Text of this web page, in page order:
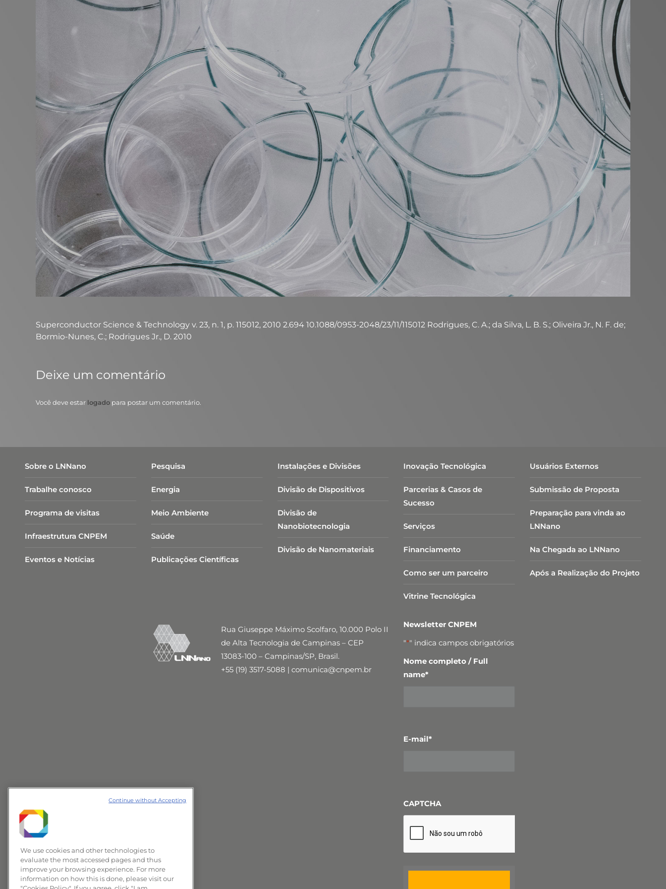
Superconductor Science & Technology v. 23, n. 1, p. 115012, 2010 2.694 10.1088/0953-2048/23/11/115012 Rodrigues, C. A.; da Silva, L. B. S.; Oliveira Jr., N. F. de;
Bormio-Nunes, C.; Rodrigues Jr., D. 2010
Deixe um comentário
Você deve estar logado para postar um comentário.
Sobre o LNNano
Trabalhe conosco
Programa de visitas
Infraestrutura CNPEM
Eventos e Notícias
Pesquisa
Energia
Meio Ambiente
Saúde
Publicações Científicas
Instalações e Divisões
Divisão de Dispositivos
Divisão de
Nanobiotecnologia​
Divisão de Nanomateriais
Inovação Tecnológica
Parcerias & Casos de
Sucesso
Serviços
Financiamento
Como ser um parceiro
Vitrine Tecnológica
Usuários Externos
Submissão de Proposta
Preparação para vinda ao
LNNano
Na Chegada ao LNNano
Após a Realização do Projeto
Rua Giuseppe Máximo Scolfaro, 10.000 Polo II
de Alta Tecnologia de Campinas – CEP
13083-100 – Campinas/SP, Brasil.
+55 (19) 3517-5088 | comunica@cnpem.br
Newsletter CNPEM
"*" indica campos obrigatórios
Nome completo / Full
name*
E-mail*
CAPTCHA
We use cookies and other technologies to
evaluate the most accessed pages and thus
improve your browsing experience. For more
information on how this is done, please visit our
Continue without Accepting